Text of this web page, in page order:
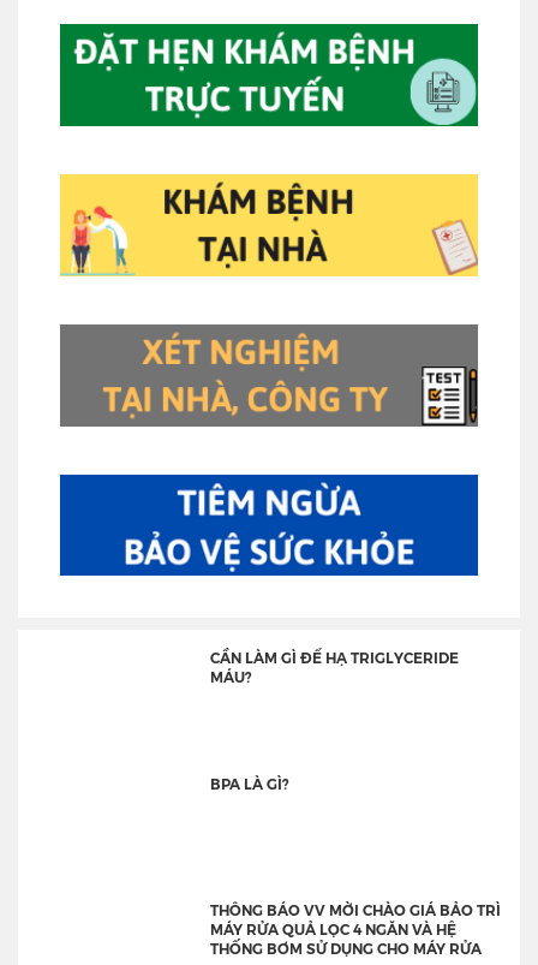
CẦN LÀM GÌ ĐỂ HẠ TRIGLYCERIDE
MÁU?
BPA LÀ GÌ?
THÔNG BÁO VV MỜI CHÀO GIÁ BẢO TRÌ
MÁY RỬA QUẢ LỌC 4 NGĂN VÀ HỆ
THỐNG BƠM SỬ DỤNG CHO MÁY RỬA